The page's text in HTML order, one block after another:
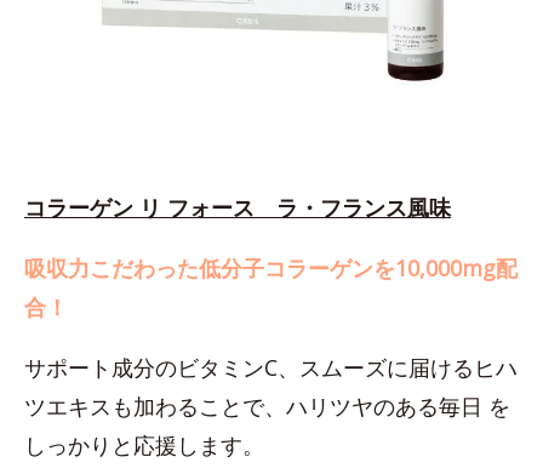
コラーゲン リ フォース ラ・フランス風味
吸収力こだわった低分子コラーゲンを10,000mg配
合！
サポート成分のビタミンC、スムーズに届けるヒハ
ツエキスも加わることで、ハリツヤのある毎日 を
しっかりと応援します。